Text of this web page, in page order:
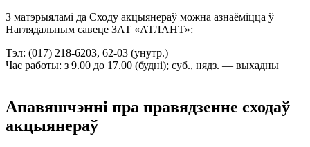
З матэрыяламі да Сходу акцыянераў можна азнаёміцца ў
Наглядальным савеце ЗАТ «АТЛАНТ»:
Тэл: (017) 218-6203, 62-03 (унутр.)
Час работы: з 9.00 до 17.00 (буднi); суб., нядз. — выхадны
Апавяшчэнні пра правядзенне сходаў
акцыянераў